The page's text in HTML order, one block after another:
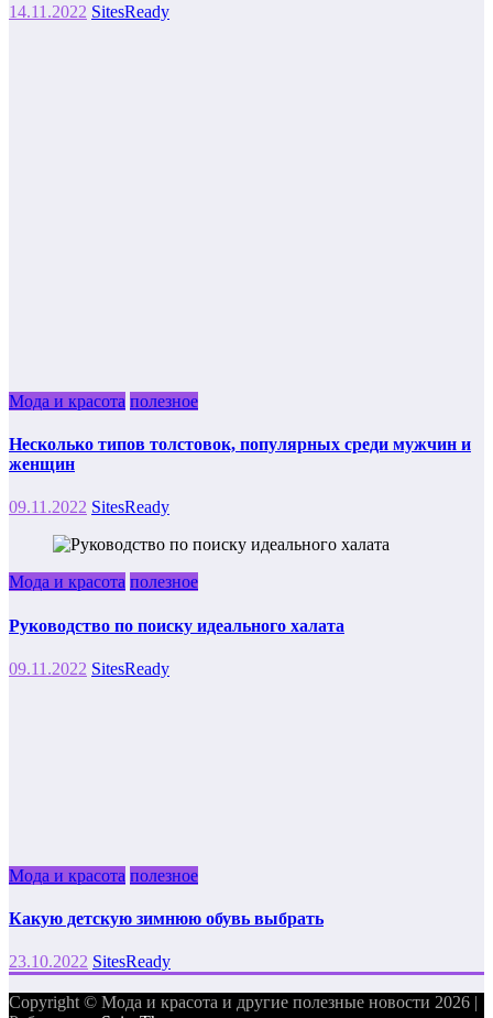
14.11.2022 SitesReady
Мода и красота полезное
Несколько типов толстовок, популярных среди мужчин и
женщин
09.11.2022 SitesReady
Мода и красота полезное
Руководство по поиску идеального халата
09.11.2022 SitesReady
Мода и красота полезное
Какую детскую зимнюю обувь выбрать
23.10.2022 SitesReady
Copyright © Мода и красота и другие полезные новости 2026 |